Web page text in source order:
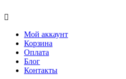
Мой аккаунт
Корзина
Оплата
Блог
Контакты